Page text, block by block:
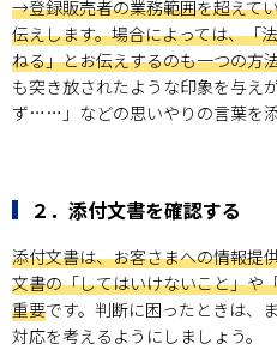
→登録販売者の業務範囲を超えて
伝えします。場合によっては、「
ねる」とお伝えするのも一つの方
も突き放されたような印象を与え
ず……」などの思いやりの言葉を添
２．添付文書を確認する
添付文書は、お客さまへの情報提
文書の「してはいけないこと」や
重要です。判断に困ったときは、
対応を考えるようにしましょう。